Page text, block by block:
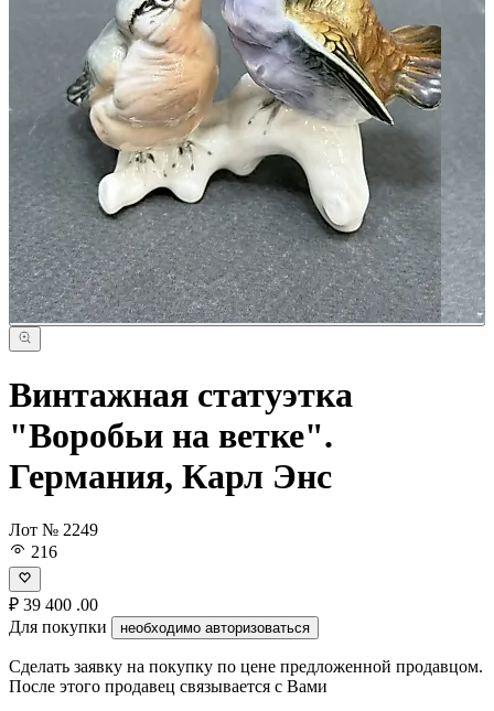
Винтажная статуэтка
"Воробьи на ветке".
Германия, Карл Энс
Лот № 2249
216
₽ 39 400 .00
Для покупки
необходимо авторизоваться
Сделать заявку на покупку по цене предложенной продавцом.
После этого продавец связывается с Вами